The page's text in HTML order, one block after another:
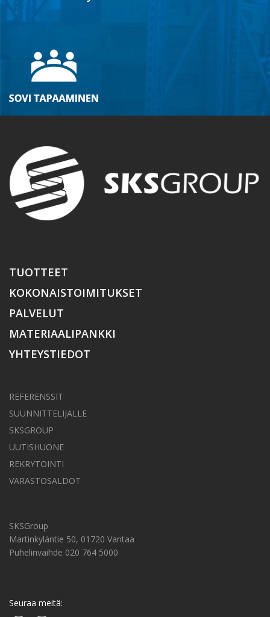
TUOTTEET
KOKONAISTOIMITUKSET
PALVELUT
MATERIAALIPANKKI
YHTEYSTIEDOT
REFERENSSIT
SUUNNITTELIJALLE
SKSGROUP
UUTISHUONE
REKRYTOINTI
VARASTOSALDOT
SKSGroup
Martinkyläntie 50, 01720 Vantaa
Puhelinvaihde 020 764 5000
Seuraa meitä: